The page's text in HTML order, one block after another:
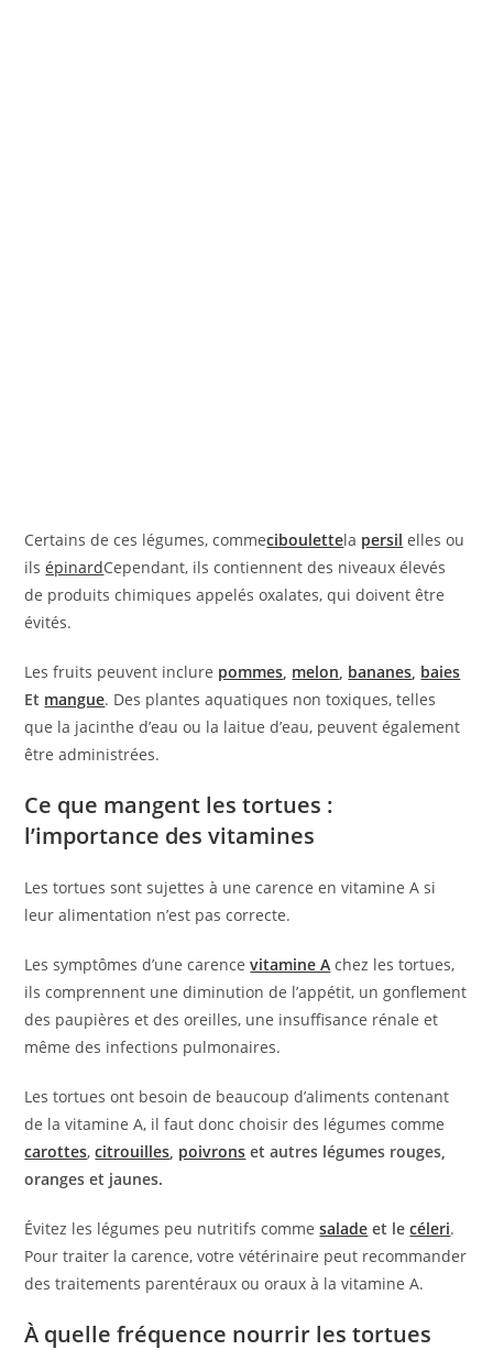
Certains de ces légumes, commeciboulettela persil elles ou
ilsépinardCependant, ils contiennent des niveaux élevés
de produits chimiques appelés oxalates, qui doivent être
évités.
Les fruits peuvent inclure pommes melon bananes baies
Et mangue. Des plantes aquatiques non toxiques, telles
que la jacinthe d’eau ou la laitue d’eau, peuvent également
être administrées.
Ce que mangent les tortues :
l’importance des vitamines
Les tortues sont sujettes à une carence en vitamine A si
leur alimentation n’est pas correcte.
Les symptômes d’une carencevitamine A chez les tortues,
ils comprennent une diminution de l’appétit, un gonflement
des paupières et des oreilles, une insuffisance rénale et
même des infections pulmonaires.
Les tortues ont besoin de beaucoup d’aliments contenant
de la vitamine A, il faut donc choisir des légumes comme
carottes,citrouilles poivrons et autres légumes rouges,
oranges et jaunes.
Évitez les légumes peu nutritifs commesalade et lecéleri.
Pour traiter la carence, votre vétérinaire peut recommander
des traitements parentéraux ou oraux à la vitamine A.
À quelle fréquence nourrir les tortues